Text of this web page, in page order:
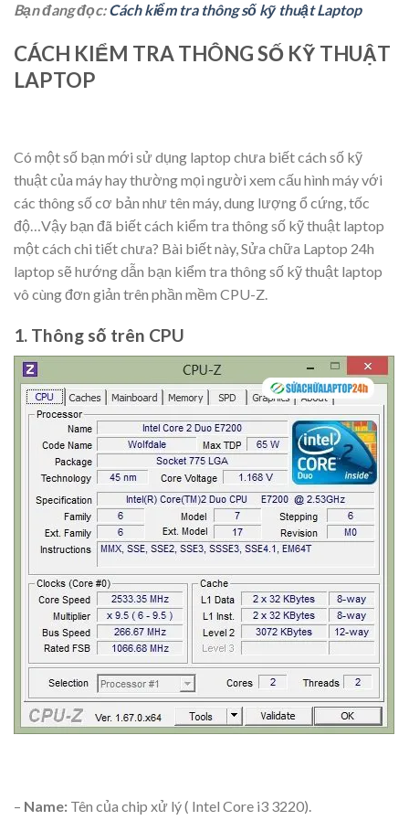
Bạn đang đọc:Cách kiểm tra thông số kỹ thuật Laptop
CÁCH KIỂM TRA THÔNG SỐ KỸ THUẬT
LAPTOP
Có một số bạn mới sử dụng laptop chưa biết cách số kỹ
thuật của máy hay thường mọi người xem cấu hình máy với
các thông số cơ bản như tên máy, dung lượng ổ cứng, tốc
độ…Vậy bạn đã biết cách kiểm tra thông số kỹ thuật laptop
một cách chi tiết chưa? Bài biết này, Sửa chữa Laptop 24h
laptop sẽ hướng dẫn bạn kiểm tra thông số kỹ thuật laptop
vô cùng đơn giản trên phần mềm CPU-Z.
1. Thông số trên CPU
– Name: Tên của chip xử lý ( Intel Core i3 3220).